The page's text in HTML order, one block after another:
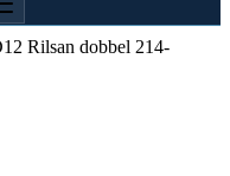
Rilsan dobbel 214-